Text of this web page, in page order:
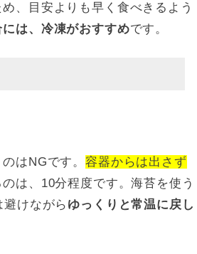
、目安よりも早く食べきるよう
は、冷凍がおすすめです。
はNGです。容器からは出さず
は、10分程度です。海苔を使う
けながら ゆっくりと常温に戻し